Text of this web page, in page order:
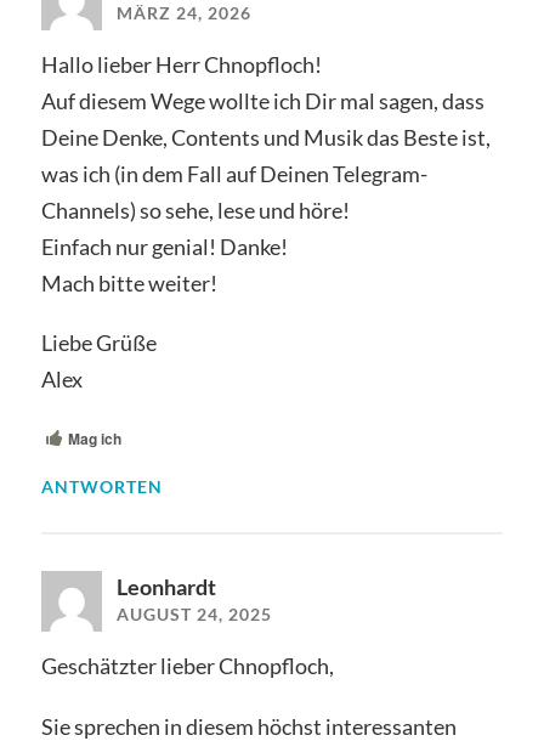
MÄRZ 24, 2026
Hallo lieber Herr Chnopfloch!
Auf diesem Wege wollte ich Dir mal sagen, dass
Deine Denke, Contents und Musik das Beste ist,
was ich (in dem Fall auf Deinen Telegram-
Channels) so sehe, lese und höre!
Einfach nur genial! Danke!
Mach bitte weiter!
Liebe Grüße
Alex
Mag ich
ANTWORTEN
Leonhardt
AUGUST 24, 2025
Geschätzter lieber Chnopfloch,
Sie sprechen in diesem höchst interessanten